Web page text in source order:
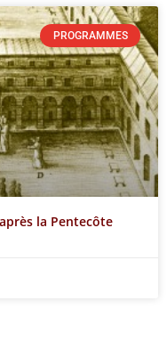
PROGRAMMES
la Pentecôte